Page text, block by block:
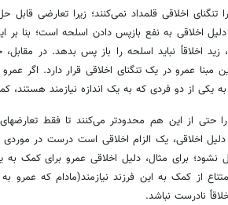
تنگنای اخلاقی قلمداد نمی‌کنند؛ زیرا تعارضی
اخلاقی به نفع بازپس دادن اسلحه است؛ بنا
اخلاقاً نباید اسلحه را باز پس بدهد. در مقابل‌،
مبنا عمرو در یک تنگنای اخلاقی قرار دارد. اگر
یکی از دو فردی که به یک اندازه نیازمند هستند،
را حتی از این هم محدودتر می‌کنند تا فقط
دلیل اخلاقی، یک الزام اخلاقی است درست در
نشود؛ برای مثال، دلیل اخلاقی عمرو برای کمک به
از کمک به این فرزند نیازمند(مادام که عمرو به
نادرست نباشد.